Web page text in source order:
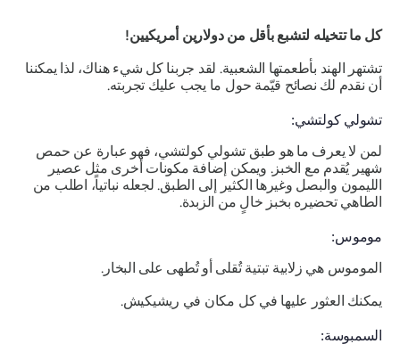
كل ما تتخيله لتشبع بأقل من دولارين أمريكيين!
تشتهر الهند بأطعمتها الشعبية. لقد جربنا كل شيء هناك، لذا يمكننا
أن نقدم لك نصائح قيّمة حول ما يجب عليك تجربته.
تشولي كولتشي:
لمن لا يعرف ما هو طبق تشولي كولتشي، فهو عبارة عن حمص
شهير يُقدم مع الخبز. ويمكن إضافة مكونات أخرى مثل عصير
الليمون والبصل وغيرها الكثير إلى الطبق. لجعله نباتياً، اطلب من
الطاهي تحضيره بخبز خالٍ من الزبدة.
موموس:
الموموس هي زلابية تبتية تُقلى أو تُطهى على البخار.
يمكنك العثور عليها في كل مكان في ريشيكيش.
السمبوسة: